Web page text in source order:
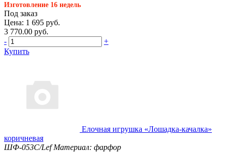
Изготовление 16 недель
Под заказ
Цена: 1 695 руб.
3 770.00 руб.
-
+
Купить
Елочная игрушка «Лошадка-качалка»
коричневая
ШФ-053С/Lef Материал: фарфор